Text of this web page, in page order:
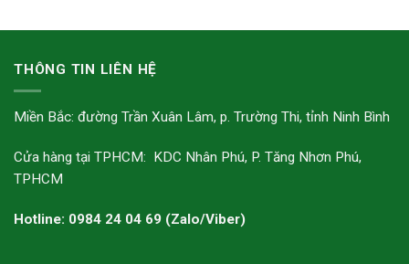
THÔNG TIN LIÊN HỆ
Miền Bắc: đường Trần Xuân Lâm, p. Trường Thi, tỉnh Ninh Bình
Cửa hàng tại TPHCM: KDC Nhân Phú, P. Tăng Nhơn Phú,
TPHCM
Hotline: 0984 24 04 69 (Zalo/Viber)